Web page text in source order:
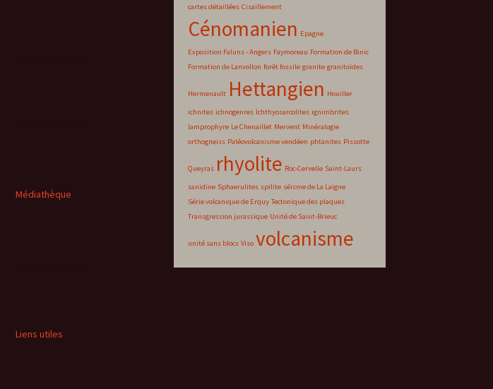
cartes détaillées Cisaillement
Cénomanien Epagne
Exposition Faluns - Angers Faymoreau Formation de Binic
Formation de Lanvollon forêt fossile granite granitoïdes
Hermenault Hettangien Houiller
ichnites ichnogenres Ichthyosarcolites ignimbrites
lamprophyre Le Chenaillet Mervent Minéralogie
orthogneiss Paléovolcanisme vendéen phtanites Pissotte
Queyras rhyolite Roc-Cervelle Saint-Laurs
sanidine Sphaerulites spilite séisme de La Laigne
Série volcanique de Erquy Tectonique des plaques
Transgression jurassique Unité de Saint-Brieuc
unité sans blocs Viso volcanisme
Médiathèque
Liens utiles